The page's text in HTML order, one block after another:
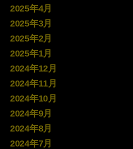
2025年4月
2025年3月
2025年2月
2025年1月
2024年12月
2024年11月
2024年10月
2024年9月
2024年8月
2024年7月